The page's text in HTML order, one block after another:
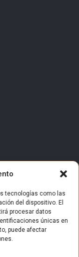
tecnologías como las
del dispositivo. El
procesar datos
únicas en
puede afectar